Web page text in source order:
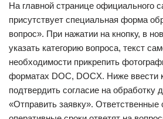
На главной странице официального
присутствует специальная форма
вопрос». При нажатии на кнопку, в
указать категорию вопроса, текст
необходимости прикрепить
форматах DOC, DOCX. Ниже ввести
подтвердить согласие на обработку
«Отправить заявку». Ответственные